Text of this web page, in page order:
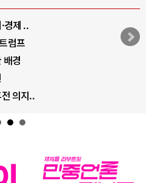
국 AI, 저가 공세로 글로벌 토큰 시..
국부펀드 구상 놓고 미국 진보진영 ..
데이터센터 반대 투쟁은 새로운 글로..
숨은 환경 비용: 데이터센터 확산..
는 어떻게 미국 민주주의를 잠식하고 ..